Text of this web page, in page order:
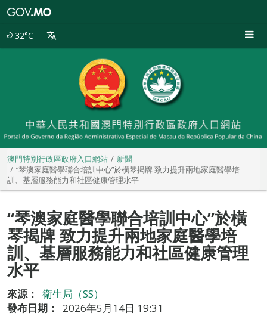
32°C
澳門特別行政區政府入口網站
新聞
“琴澳家庭醫學聯合培訓中心”於橫琴揭牌 致力提升兩地家庭醫學培
訓、基層服務能力和社區健康管理水平
“琴澳家庭醫學聯合培訓中心”於橫
琴揭牌 致力提升兩地家庭醫學培
訓、基層服務能力和社區健康管理
水平
來源：
衛生局（SS）
發布日期：
2026年5月14日 19:31